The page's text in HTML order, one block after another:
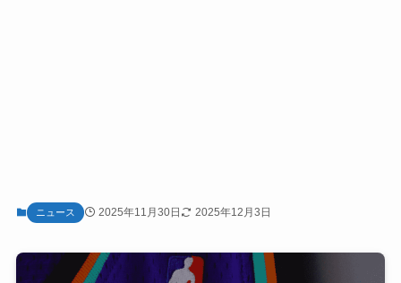
ニュース 2025年11月30日 2025年12月3日